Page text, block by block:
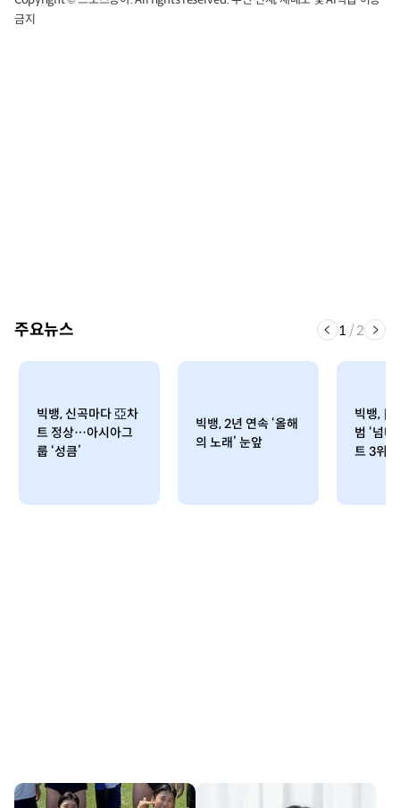
금지
주요뉴스 1 /2
빅뱅, 신곡마다 亞차
트 정상…아시아그
룹 ‘성큼’
빅뱅, 2년 연속 ‘올해
의 노래’ 눈앞
빅뱅, 日
범 ‘넘
트 3위